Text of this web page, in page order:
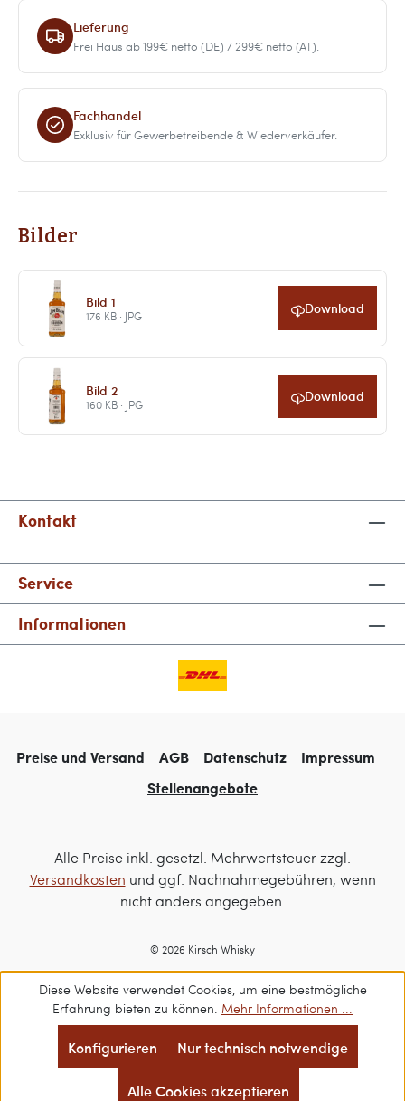
Lieferung
Frei Haus ab 199€ netto (DE) / 299€ netto (AT).
Fachhandel
Exklusiv für Gewerbetreibende & Wiederverkäufer.
Bilder
Bild 1
176 KB · JPG Download
Bild 2
160 KB · JPG Download
Kontakt
Service
Informationen
Preise und Versand AGB Datenschutz
Impressum
Stellenangebote
Alle Preise inkl. gesetzl. Mehrwertsteuer zzgl.
Versandkosten und ggf. Nachnahmegebühren, wenn
nicht anders angegeben.
© 2026 Kirsch Whisky
Diese Website verwendet Cookies, um eine bestmögliche
Erfahrung bieten zu können. Mehr Informationen ...
Nur technisch notwendige
Konfigurieren
Alle Cookies akzeptieren